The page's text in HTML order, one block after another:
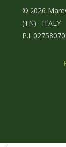
© 2026
(TN) · ITALY
P.I.